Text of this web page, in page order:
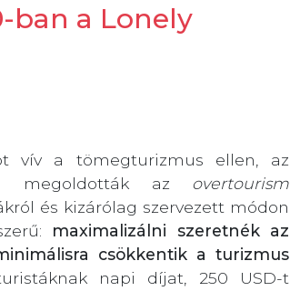
ban a Lonely
vív a tömegturizmus ellen, az
megoldották az overtourism
és kizárólag szervezett módon
maximalizálni szeretnék az
csökkentik a turizmus
napi díjat, 250 USD-t